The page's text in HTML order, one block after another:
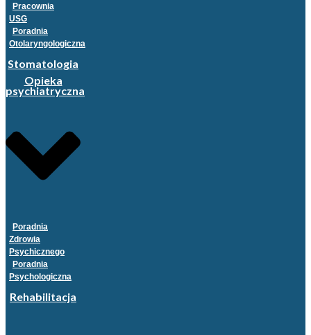
Pracownia
USG
Poradnia
Otolaryngologiczna
Stomatologia
Opieka
psychiatryczna
Poradnia
Zdrowia
Psychicznego
Poradnia
Psychologiczna
Rehabilitacja